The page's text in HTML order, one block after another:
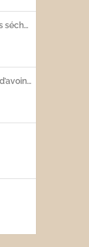
Tapenade de tomates séchées
Porridge aux flocons d’avoine avec les fruits frais